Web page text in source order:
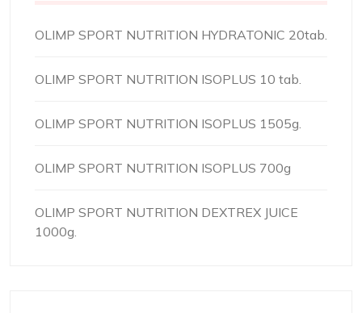
OLIMP SPORT NUTRITION HYDRATONIC 20tab.
OLIMP SPORT NUTRITION ISOPLUS 10 tab.
OLIMP SPORT NUTRITION ISOPLUS 1505g.
OLIMP SPORT NUTRITION ISOPLUS 700g
OLIMP SPORT NUTRITION DEXTREX JUICE
1000g.